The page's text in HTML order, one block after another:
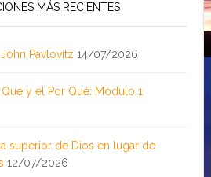
MÁS RECIENTES
Pavlovitz 14/07/2026
y el Por Qué: Módulo 1
superior de Dios en lugar de
12/07/2026